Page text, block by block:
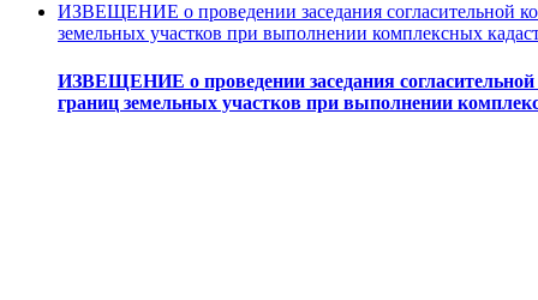
ИЗВЕЩЕНИЕ о проведении заседания согласительной
земельных участков при выполнении комплексных
ИЗВЕЩЕНИЕ о проведении заседания согласительной
границ земельных участков при выполнении